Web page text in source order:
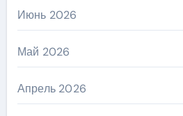
Июнь 2026
Май 2026
Апрель 2026